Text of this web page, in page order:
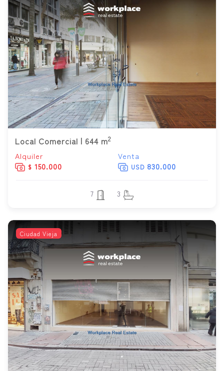
Local Comercial | 644 m2
Alquiler
$ 150.000
Venta
USD 830.000
7 3
Ciudad Vieja